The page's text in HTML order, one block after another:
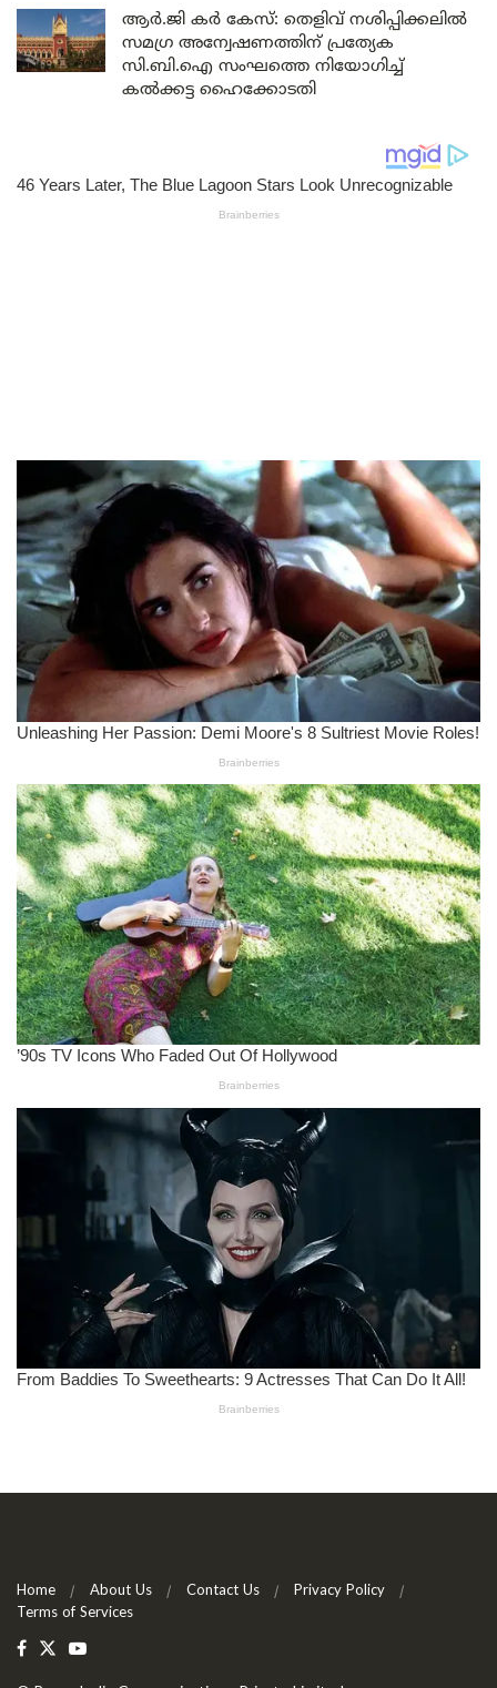
ആർ.ജി കർ കേസ്: തെളിവ് നശിപ്പിക്കലിൽ
സമഗ്ര അന്വേഷണത്തിന് പ്രത്യേക
സി.ബി.ഐ സംഘത്തെ നിയോഗിച്ച്
കൽക്കട്ട ഹൈക്കോടതി
Home About Us Contact Us
Privacy Policy
Terms of Services